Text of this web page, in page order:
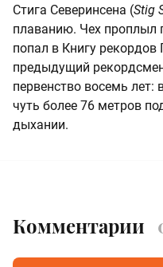
Стига Северинсена (Stig
плаванию. Чех проплыл
попал в Книгу рекордов
предыдущий
первенство восемь лет:
чуть более 76 метров
дыхании.
Комментарии